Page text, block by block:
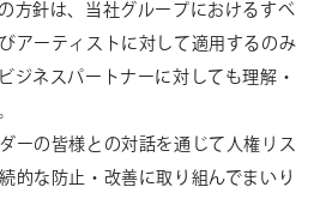
お問い合わせ
方針は、当社グループにおけるすべ
アーティストに対して適用するのみ
ジネスパートナーに対しても理解・
ーの皆様との対話を通じて人権リス
的な防止・改善に取り組んでまいり